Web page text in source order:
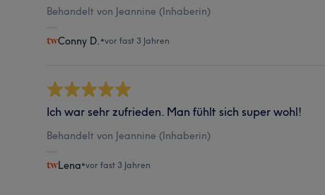
Behandelt von Jeannine (Inhaberin)
Conny D. •vor fast 3 Jahren
Ich war sehr zufrieden. Man fühlt sich super wohl!
Behandelt von Jeannine (Inhaberin)
Lena•vor fast 3 Jahren